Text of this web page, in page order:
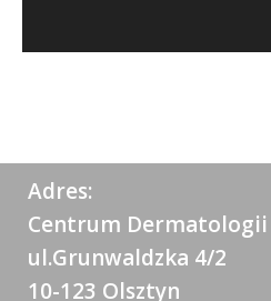
Adres:
Centrum Dermatologii
ul.Grunwaldzka 4/2
10-123 Olsztyn